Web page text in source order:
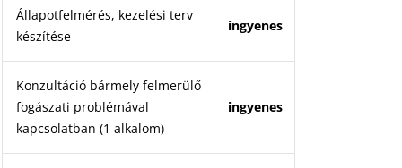
Állapotfelmérés, kezelési terv
készítése
ingyenes
Konzultáció bármely felmerülő
fogászati problémával
kapcsolatban (1 alkalom)
ingyenes